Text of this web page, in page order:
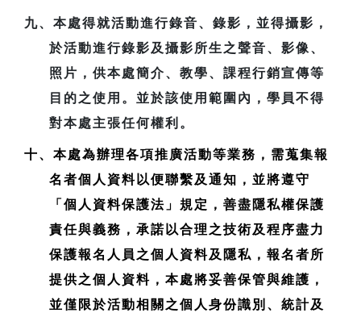
九、本處得就活動進行錄音、錄影，並得攝影，
於活動進行錄影及攝影所生之聲音、影像、
照片，供本處簡介、教學、課程行銷宣傳等
目的之使用。並於該使用範圍內，學員不得
對本處主張任何權利。
十、本處為辦理各項推廣活動等業務，需蒐集報
名者個人資料以便聯繫及通知，並將遵守
「個人資料保護法」規定，善盡隱私權保護
責任與義務，承諾以合理之技術及程序盡力
保護報名人員之個人資料及隱私，報名者所
提供之個人資料，本處將妥善保管與維護，
並僅限於活動相關之個人身份識別、統計及